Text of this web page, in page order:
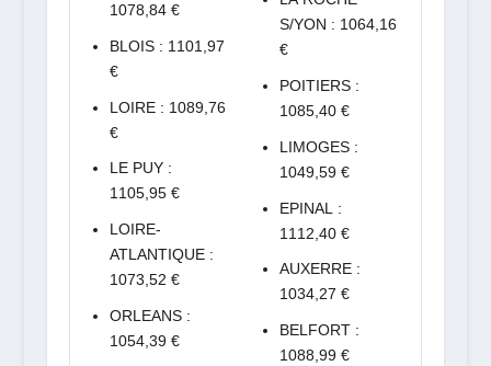
1078,84 €
BLOIS : 1101,97
€
LOIRE : 1089,76
€
LE PUY :
1105,95 €
LOIRE-
ATLANTIQUE :
1073,52 €
ORLEANS :
1054,39 €
S/YON : 1064,16
€
POITIERS :
1085,40 €
LIMOGES :
1049,59 €
EPINAL :
1112,40 €
AUXERRE :
1034,27 €
BELFORT :
1088,99 €